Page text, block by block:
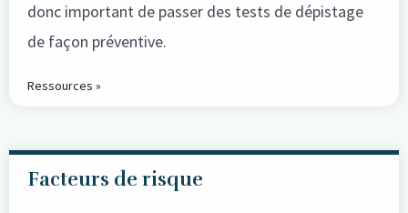
donc important de passer des tests de dépistage
de façon préventive.
Ressources »
Facteurs de risque